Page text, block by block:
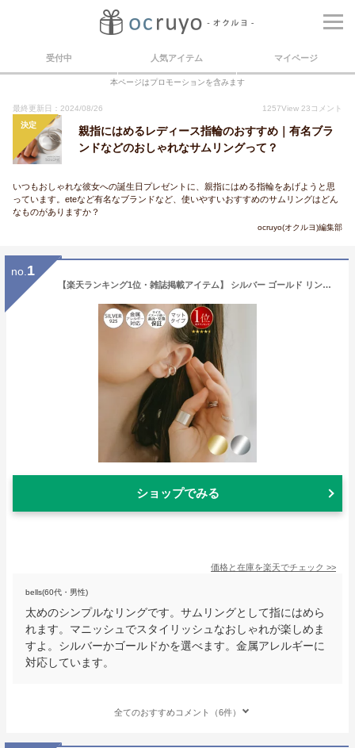
受付中 人気アイテム マイページ
本ページはプロモーションを含みます
最終更新日：2024/08/26 1257View 23 コメント
決定
親指にはめるレディース指輪のおすすめ｜有名ブラ
ンドなどのおしゃれなサムリングって？
いつもおしゃれな彼女への誕生日プレゼントに、親指にはめる指輪をあげようと思
っています。eteなど有名なブランドなど、使いやすいおすすめのサムリングはどん
なものがありますか？
ocruyo(オクルヨ)編集部
no. 1
【楽天ランキング1位・雑誌掲載アイテム】 シルバー ゴールド リング ワイド シンプル 【TORONC トロン】 18金 18k 太め silver925 シルバー925 デザインリング 太め 金属アレルギー対応 指輪 幅広 レディース ジュエリー アクセサリー フラット重ね付け 人差し指 親指 指輪
ショップでみる
価格と在庫を楽天でチェック >>
bells(60代・男性)
太めのシンプルなリングです。サムリングとして指にはめら
れます。マニッシュでスタイリッシュなおしゃれが楽しめま
すよ。シルバーかゴールドかを選べます。金属アレルギーに
対応しています。
全てのおすすめコメント（6件）